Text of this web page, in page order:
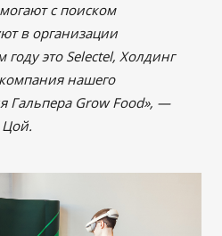
с поиском
в организации
это Selectel, Холдинг
нашего
Гальпера Grow Food», —